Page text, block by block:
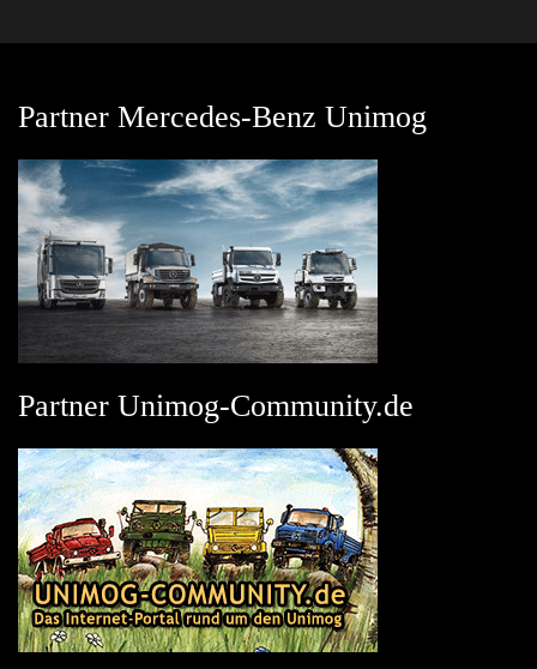
Partner Mercedes-Benz Unimog
Partner Unimog-Community.de